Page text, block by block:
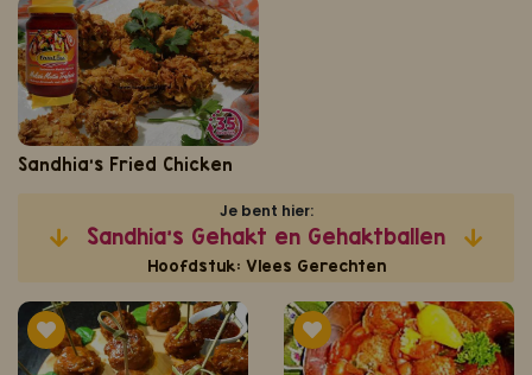
Sandhia's Fried Chicken
Je bent hier:
Sandhia’s Gehakt en Gehaktballen
Hoofdstuk: Vlees Gerechten